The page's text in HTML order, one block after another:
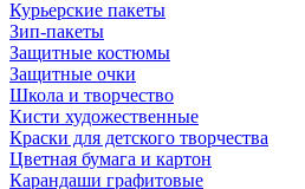
Курьерские пакеты
Зип-пакеты
Защитные костюмы
Защитные очки
Школа и творчество
Кисти художественные
Краски для детского творчества
Цветная бумага и картон
Карандаши графитовые